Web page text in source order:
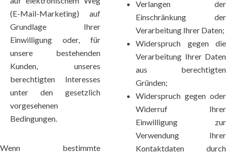
(E-Mail-Marketing) auf
Grundlage Ihrer
Einwilligung oder, für
unsere bestehenden
Kunden, unseres
berechtigten Interesses
unter den gesetzlich
vorgesehenen
Bedingungen.
Wenn bestimmte
Verlangen der
Einschränkung der
Verarbeitung Ihrer Daten;
Widerspruch gegen die
Verarbeitung Ihrer Daten
aus berechtigten
Gründen;
Widerspruch gegen oder
Widerruf Ihrer
Einwilligung zur
Verwendung Ihrer
Kontaktdaten durch